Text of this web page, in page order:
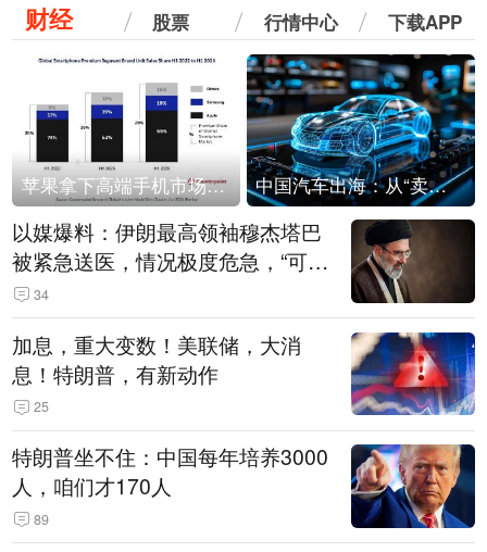
财经 股票 行情中心 下载APP
苹果拿下高端手机市场65%的份额：iPhone 17系列功不可没 中国汽车出海：从“卖出去”到“走进去”
以媒爆料：伊朗最高领袖穆杰塔巴
被紧急送医，情况极度危急，“可能
随时会死去”
34
加息，重大变数！美联储，大消
息！特朗普，有新动作
25
特朗普坐不住：中国每年培养3000
人，咱们才170人
89